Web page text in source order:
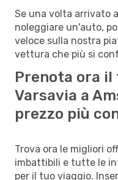
Se una volta arrivato
noleggiare un'auto,
veloce sulla nostra
vettura che più si
Prenota ora il
Varsavia a
prezzo più
Trova ora le migliori
imbattibili e tutte le
per il tuo viaggio.